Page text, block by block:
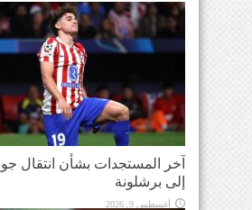
آخر المستجدات بشأن انتقال
إلى برشلونة
أغسطس 9, 2026